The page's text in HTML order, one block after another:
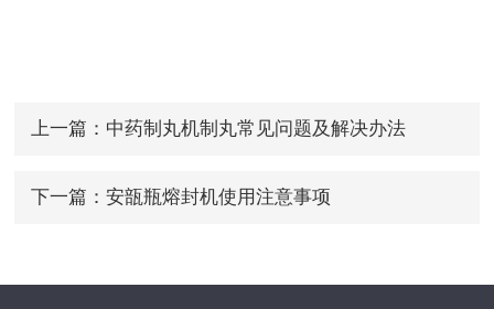
上一篇： 中药制丸机制丸常见问题及解决办法
下一篇： 安瓿瓶熔封机使用注意事项